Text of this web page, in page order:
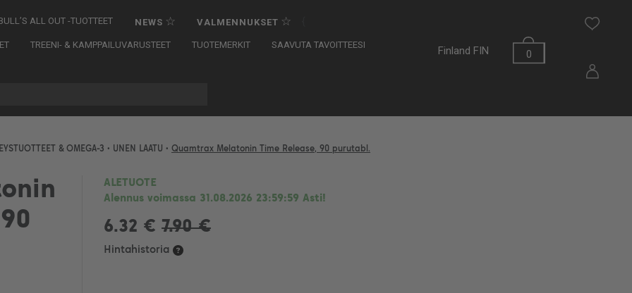
ALL OUT -TUOTTEET NEWS ☆ VALMENNUKSET ☆
TREENI- & KAMPPAILUVARUSTEET TUOTEMERKIT SAAVUTA TAVOITTEESI
0
Finland FIN
& OMEGA-3 • UNEN LAATU • Quamtrax Melatonin Time Release, 90 purutabl.
ALETUOTE
Alennus voimassa 31.08.2026 23:59:59 Asti!
6.32 € 7.90 €
Hintahistoria